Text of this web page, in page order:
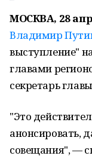
МОСКВА, 28
Владимир
выступление"
главами
секретарь
"Это
анонсировать,
совещания", —